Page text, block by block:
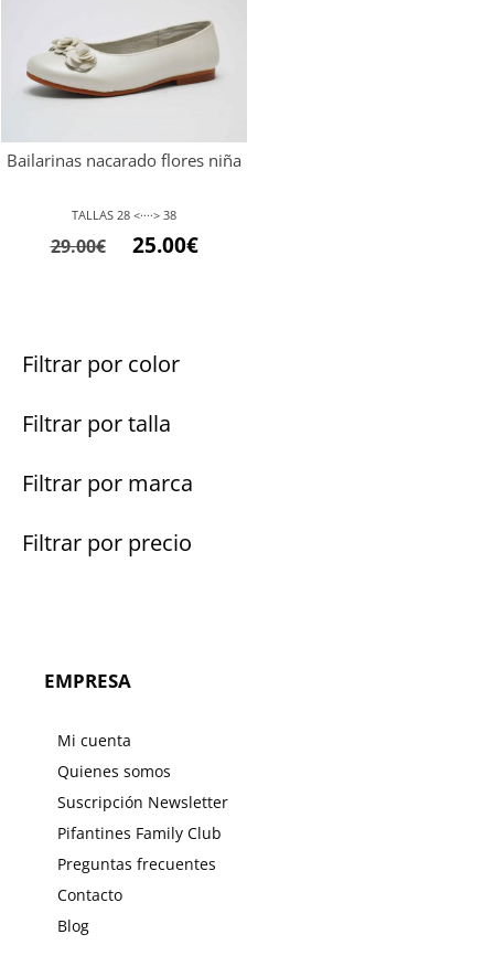
Bailarinas nacarado flores niña
TALLAS 28 <····> 38
29.00€ 25.00€
Filtrar por color
Filtrar por talla
Filtrar por marca
Filtrar por precio
EMPRESA
Mi cuenta
Quienes somos
Suscripción Newsletter
Pifantines Family Club
Preguntas frecuentes
Contacto
Blog